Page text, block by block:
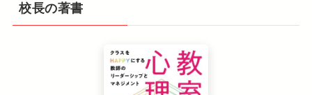
校長の著書